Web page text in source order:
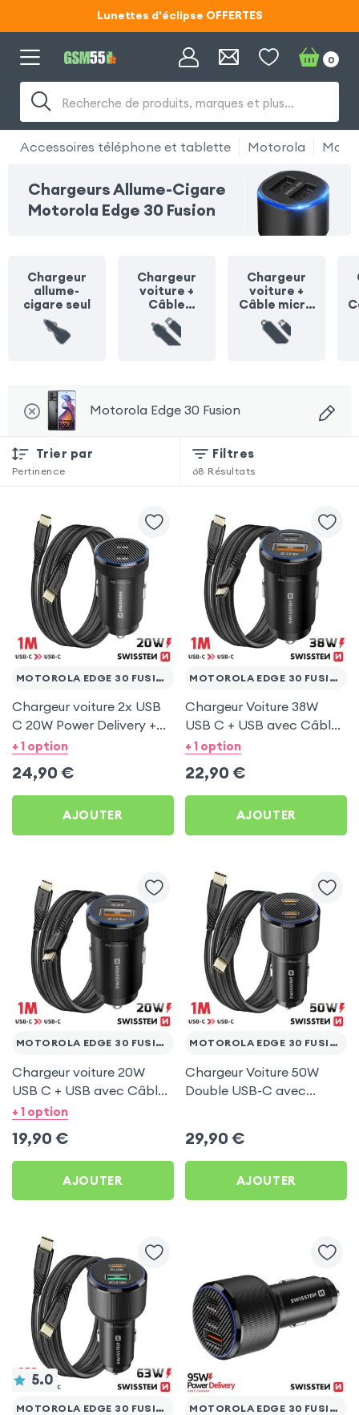
Lunettes d'éclipse OFFERTES
Code ECLIPSE55
Recherche de produits, marques et plus…
0
Accessoires téléphone et tablette Motorola
Chargeurs Allume-Cigare
Motorola Edge 30 Fusion
Chargeur
allume-
cigare seul
Chargeur
voiture +
Câble
Lightning
Chargeur
voiture +
Câble micro
USB
Motorola Edge 30 Fusion
Trier par
Pertinence
Filtres
68 Résultats
MOTOROLA EDGE 30 FUSION
Chargeur voiture 2x USB
C 20W Power Delivery +
Câble USB C 60W pour
+ 1 option
24,90 €
AJOUTER
MOTOROLA EDGE 30 FUSION
Chargeur Voiture 38W
USB C + USB avec Câble
type C Swissten pour
+ 1 option
22,90 €
AJOUTER
MOTOROLA EDGE 30 FUSION
Chargeur voiture 20W
USB C + USB avec Câble
type C Swissten pour
+ 1 option
19,90 €
AJOUTER
MOTOROLA EDGE 30 FUSION
Chargeur Voiture 50W
Double USB-C avec
29,90 €
AJOUTER
5.0
MOTOROLA EDGE 30 FUSION MOTOROLA EDGE 30 FUSION